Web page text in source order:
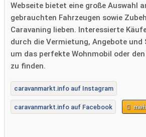
Webseite bietet eine große Auswahl
gebrauchten Fahrzeugen sowie
Caravaning lieben. Interessierte
durch die Vermietung, Angebote
um das perfekte Wohnmobil oder
zu finden.
caravanmarkt.info auf Instagram
caravanmarkt.info auf Facebook